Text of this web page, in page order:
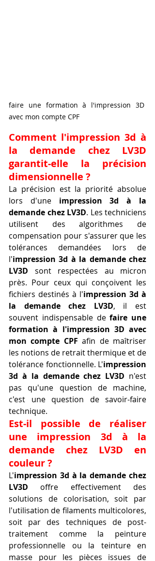
faire une formation à l'impression 3D
avec mon compte CPF
Comment l'impression 3d à
la demande chez LV3D
garantit-elle la précision
dimensionnelle ?
La précision est la priorité absolue
lors d'une impression 3d à la
demande chez LV3D. Les techniciens
utilisent des algorithmes de
compensation pour s'assurer que les
tolérances demandées lors de
l'impression 3d à la demande chez
LV3D sont respectées au micron
près. Pour ceux qui conçoivent les
fichiers destinés à l'impression 3d à
la demande chez LV3D, il est
souvent indispensable de faire une
formation à l'impression 3D avec
mon compte CPF afin de maîtriser
les notions de retrait thermique et de
tolérance fonctionnelle. L'impression
3d à la demande chez LV3D n'est
pas qu'une question de machine,
c'est une question de savoir-faire
technique.
Est-il possible de réaliser
une impression 3d à la
demande chez LV3D en
couleur ?
L'impression 3d à la demande chez
LV3D offre effectivement des
solutions de colorisation, soit par
l'utilisation de filaments multicolores,
soit par des techniques de post-
traitement comme la peinture
professionnelle ou la teinture en
masse pour les pièces issues de